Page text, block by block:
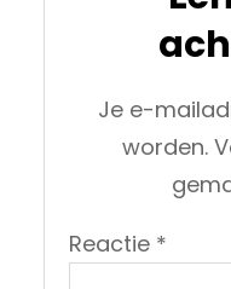
Je e-
worden.
Reactie *